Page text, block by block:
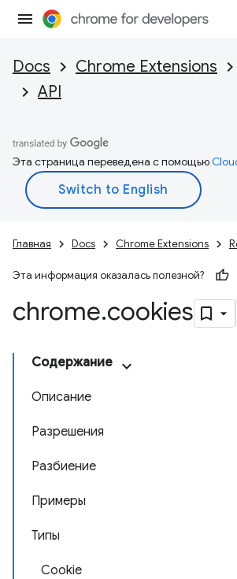
Docs Chrome Extensions
API
Эта страница переведена с помощью
Главная Docs Chrome Extensions
Эта информация оказалась полезной?
chrome.cookies
Содержание
Описание
Разрешения
Разбиение
Примеры
Типы
Cookie